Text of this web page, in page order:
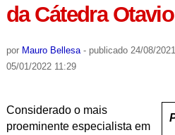
da Cátedra
por Mauro Bellesa - publicado24/08/
05/01/2022 11:29
Considerado o mais
proeminente especialista em